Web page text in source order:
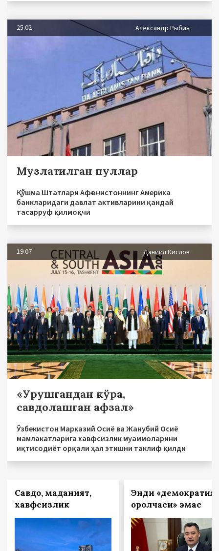
25.02 Александр Рыбин
Музлатилган пуллар
Қўшма Штатлари Афғонистоннинг Америка
банкларидаги давлат активларини қандай
тасарруф қилмоқчи
19.07 Даниил Кислов
«Урушгандан кўра,
савдолашган афзал»
Ўзбекистон Марказий Осиё ва Жанубий Осиё
мамлакатларига хавфсизлик муаммоларини
иқтисодиёт орқали ҳал этишни таклиф қилди
Савдо, маданият,
хавфсизлик
Энди «демократия
оролчаси» эмас